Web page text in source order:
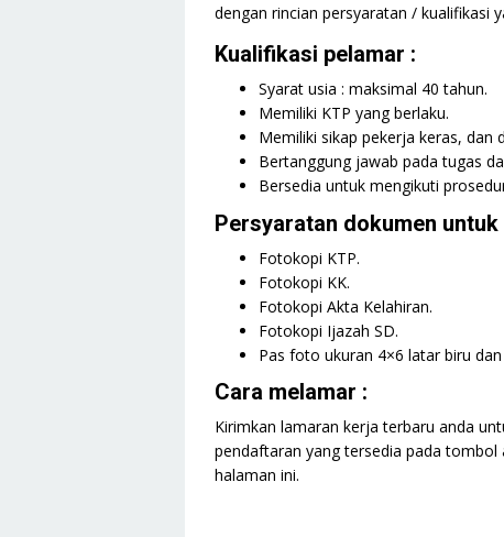
dengan rincian persyaratan / kualifikasi
Kualifikasi pelamar :
Syarat usia : maksimal 40 tahun.
Memiliki KTP yang berlaku.
Memiliki sikap pekerja keras, dan
Bertanggung jawab pada tugas
Bersedia untuk mengikuti
Persyaratan dokumen untuk
Fotokopi KTP.
Fotokopi KK.
Fotokopi Akta Kelahiran.
Fotokopi Ijazah SD.
Pas foto ukuran 4×6 latar biru
Cara melamar :
Kirimkan lamaran kerja terbaru anda
pendaftaran yang tersedia pada
halaman ini.